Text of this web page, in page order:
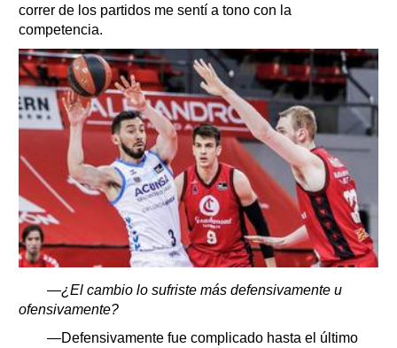
correr de los partidos me sentí a tono con la
competencia.
—¿El cambio lo sufriste más defensivamente u
ofensivamente?
—Defensivamente fue complicado hasta el último